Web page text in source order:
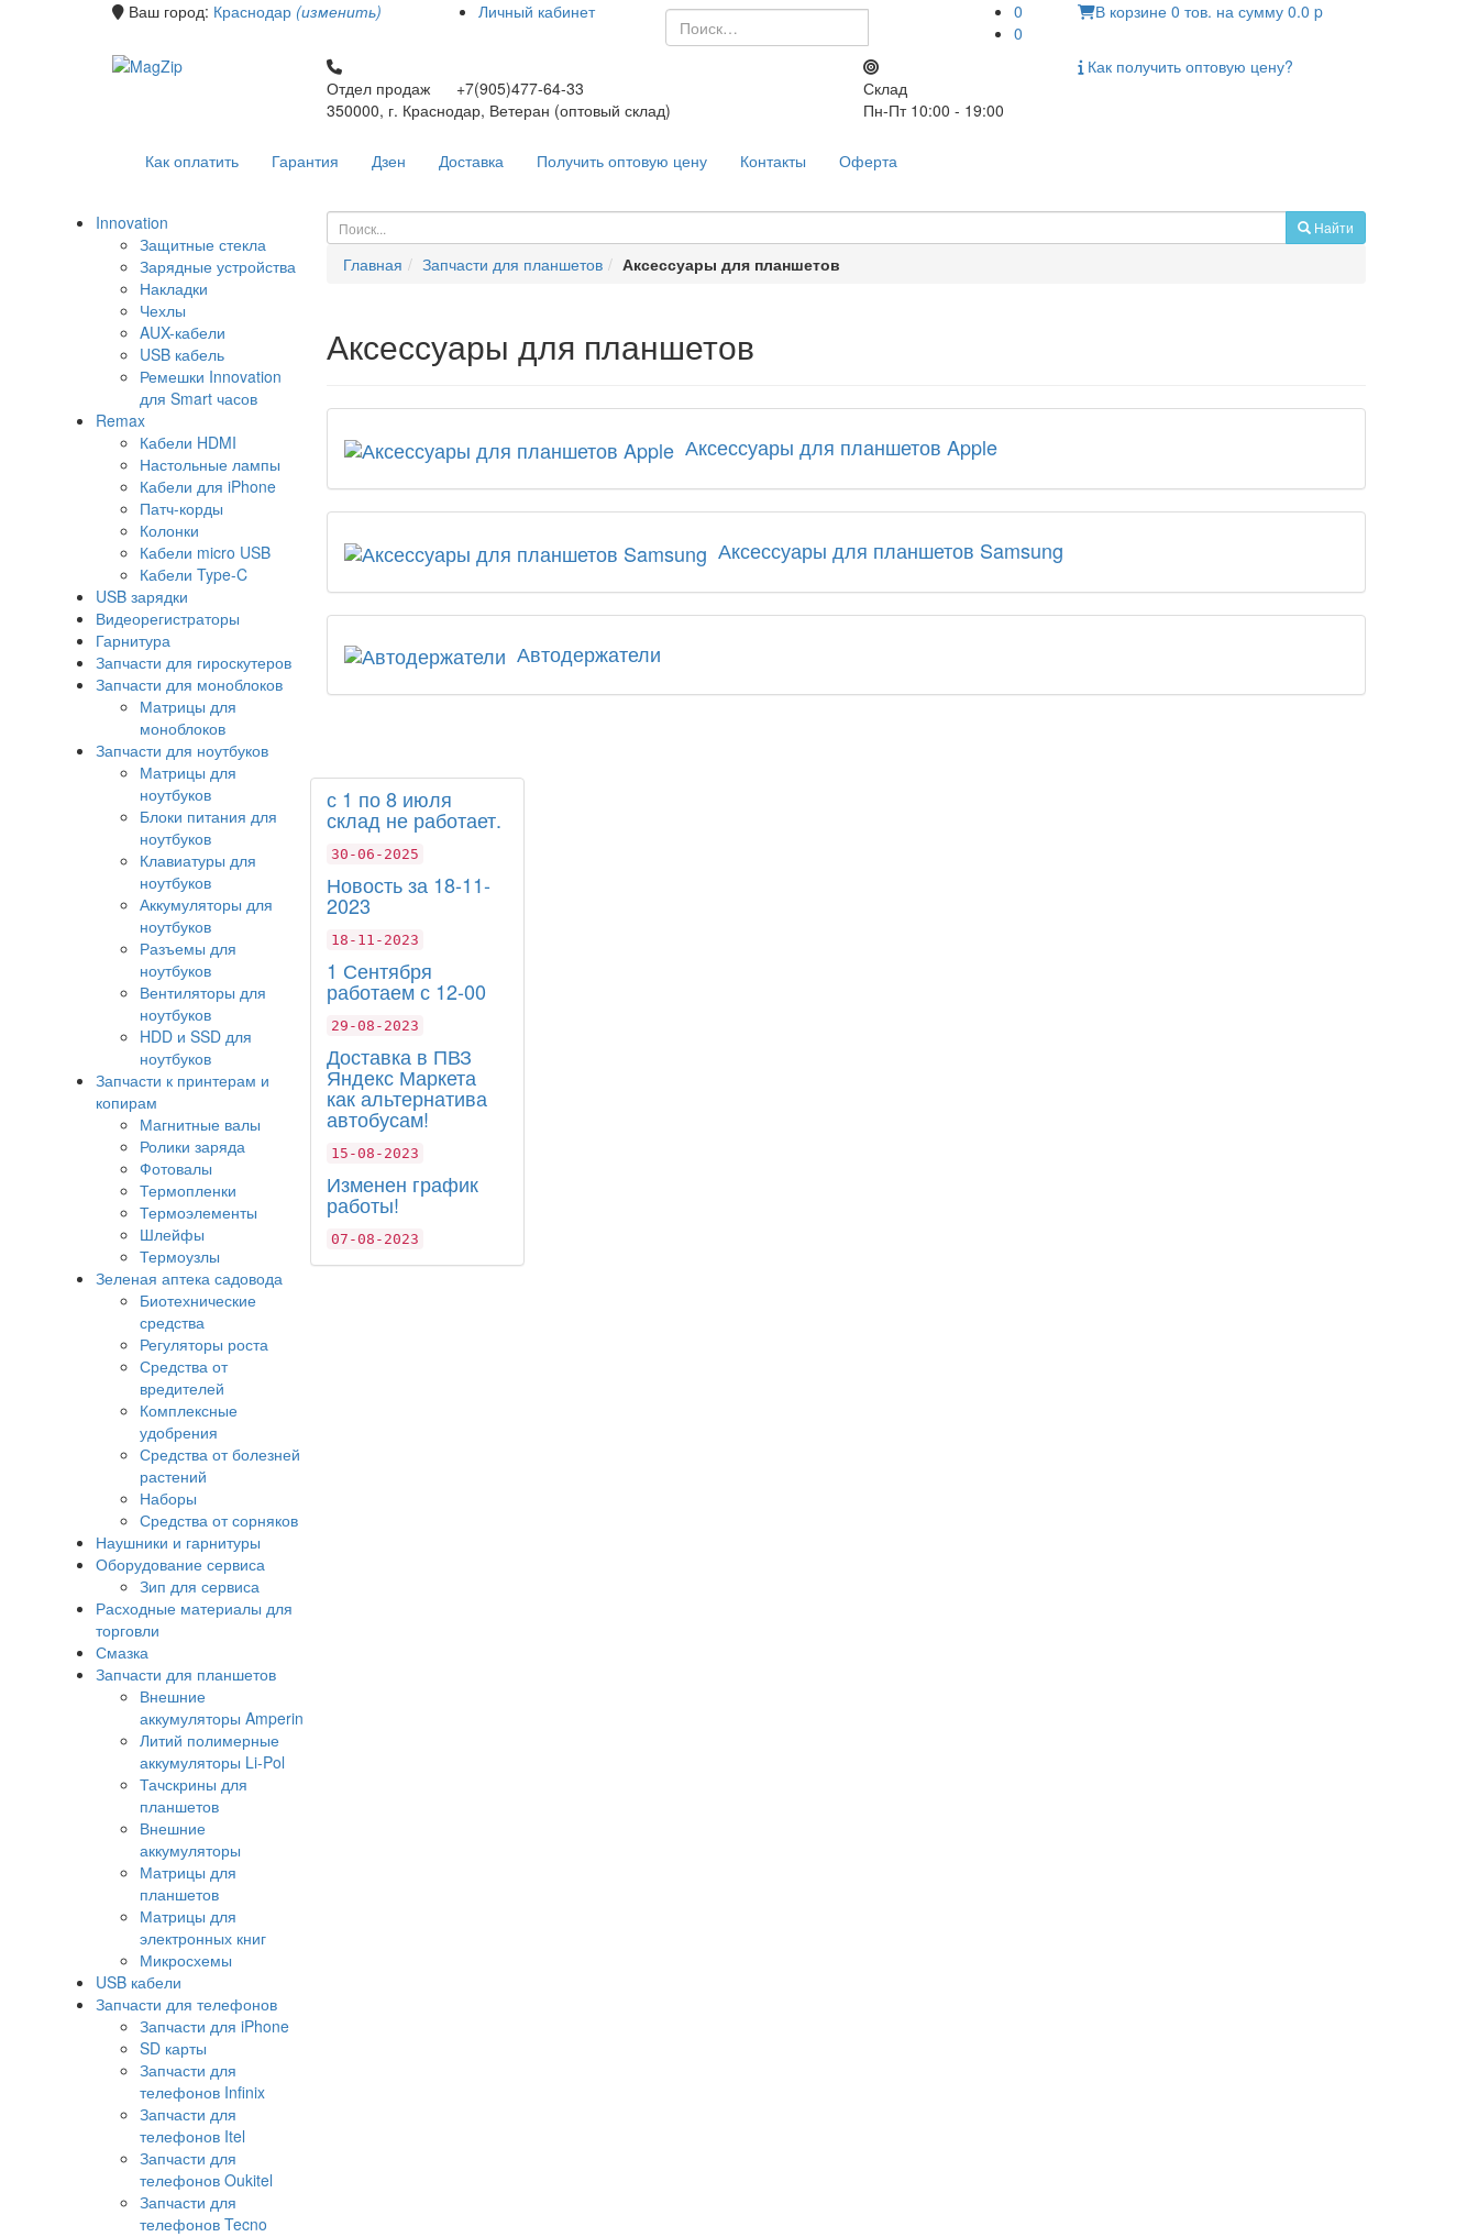
Ваш город: Краснодар (изменить) Личный кабинет
0
0
В корзине 0 тов. на сумму 0.0 p
Отдел продаж +7(905)477-64-33
350000, г. Краснодар, Ветеран (оптовый склад)
Склад
Пн-Пт 10:00 - 19:00
Как получить оптовую цену?
Как оплатить Гарантия Дзен Доставка Получить оптовую цену Контакты Оферта
Innovation
Защитные стекла
Зарядные устройства
Накладки
Чехлы
AUX-кабели
USB кабель
Ремешки Innovation
для Smart часов
Remax
Кабели HDMI
Настольные лампы
Кабели для iPhone
Патч-корды
Колонки
Кабели micro USB
Кабели Type-C
USB зарядки
Видеорегистраторы
Гарнитура
Запчасти для гироскутеров
Запчасти для моноблоков
Матрицы для
моноблоков
Запчасти для ноутбуков
Матрицы для
ноутбуков
Блоки питания для
ноутбуков
Клавиатуры для
ноутбуков
Аккумуляторы для
ноутбуков
Разъемы для
ноутбуков
Вентиляторы для
ноутбуков
HDD и SSD для
ноутбуков
Запчасти к принтерам и
копирам
Магнитные валы
Ролики заряда
Фотовалы
Термопленки
Термоэлементы
Шлейфы
Термоузлы
Зеленая аптека садовода
Биотехнические
средства
Регуляторы роста
Средства от
вредителей
Комплексные
удобрения
Средства от болезней
растений
Наборы
Средства от сорняков
Наушники и гарнитуры
Оборудование сервиса
Зип для сервиса
Расходные материалы для
торговли
Смазка
Запчасти для планшетов
Внешние
аккумуляторы Amperin
Литий полимерные
аккумуляторы Li-Pol
Тачскрины для
планшетов
Внешние
аккумуляторы
Матрицы для
планшетов
Матрицы для
электронных книг
Микросхемы
USB кабели
Запчасти для телефонов
Запчасти для iPhone
SD карты
Запчасти для
телефонов Infinix
Запчасти для
телефонов Itel
Запчасти для
телефонов Oukitel
Запчасти для
телефонов Tecno
Найти
Главная Запчасти для планшетов Аксессуары для планшетов
Аксессуары для планшетов
Аксессуары для планшетов Apple
Аксессуары для планшетов Samsung
Автодержатели
с 1 по 8 июля
склад не работает.
30-06-2025
Новость за 18-11-
2023
18-11-2023
1 Сентября
работаем с 12-00
29-08-2023
Доставка в ПВЗ
Яндекс Маркета
как альтернатива
автобусам!
15-08-2023
Изменен график
работы!
07-08-2023